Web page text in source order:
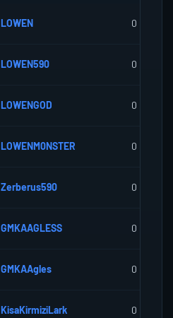
LOWEN 0
LOWEN590 0
LOWENGOD 0
LOWENM0NSTER 0
Zerberus590 0
GMKAAGLESS 0
GMKAAgles 0
KisaKirmiziLark 0